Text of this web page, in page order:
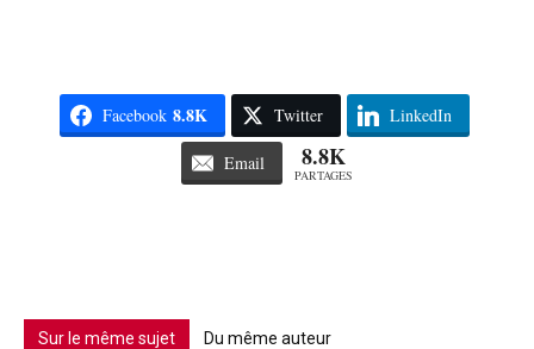
Facebook 8.8K Twitter LinkedIn
Email 8.8K
PARTAGES
Sur le même sujet Du même auteur